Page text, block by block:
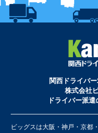
関西ドライバ
株式会社
ドライバー派
ビッグスは大阪・神戸・京都